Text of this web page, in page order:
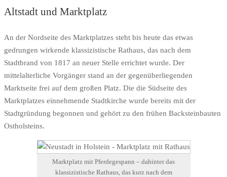
Altstadt und Marktplatz
An der Nordseite des Marktplatzes steht bis heute das etwas
gedrungen wirkende klassizistische Rathaus, das nach dem
Stadtbrand von 1817 an neuer Stelle errichtet wurde. Der
mittelalterliche Vorgänger stand an der gegenüberliegenden
Marktseite frei auf dem großen Platz. Die die Südseite des
Marktplatzes einnehmende Stadtkirche wurde bereits mit der
Stadtgründung begonnen und gehört zu den frühen Backsteinbauten
Ostholsteins.
Marktplatz mit Pferdegespann – dahinter das
klassizistische Rathaus, das kurz nach dem